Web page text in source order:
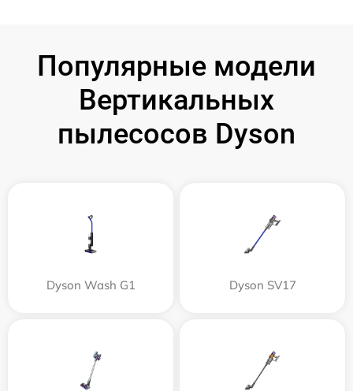
Популярные модели
Вертикальных
пылесосов Dyson
Dyson Wash G1 Dyson SV17